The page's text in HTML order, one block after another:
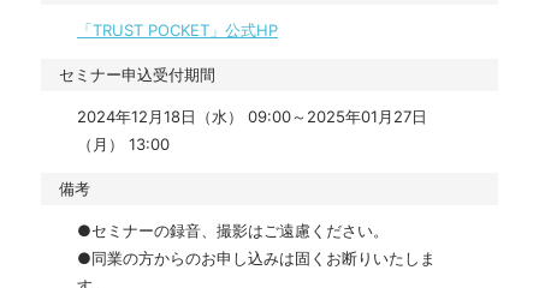
「TRUST POCKET」公式HP
セミナー申込受付期間
2024年12月18日（水） 09:00～2025年01月27日
（月） 13:00
備考
●セミナーの録音、撮影はご遠慮ください。
●同業の方からのお申し込みは固くお断りいたしま